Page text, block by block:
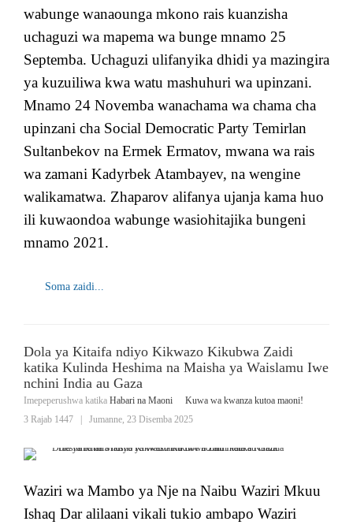
wabunge wanaounga mkono rais kuanzisha
uchaguzi wa mapema wa bunge mnamo 25
Septemba. Uchaguzi ulifanyika dhidi ya mazingira
ya kuzuiliwa kwa watu mashuhuri wa upinzani.
Mnamo 24 Novemba wanachama wa chama cha
upinzani cha Social Democratic Party Temirlan
Sultanbekov na Ermek Ermatov, mwana wa rais
wa zamani Kadyrbek Atambayev, na wengine
walikamatwa. Zhaparov alifanya ujanja kama huo
ili kuwaondoa wabunge wasiohitajika bungeni
mnamo 2021.
Soma zaidi...
Dola ya Kitaifa ndiyo Kikwazo Kikubwa Zaidi
katika Kulinda Heshima na Maisha ya Waislamu Iwe
nchini India au Gaza
Imepeperushwa katika Habari na Maoni
Kuwa wa kwanza kutoa maoni!
3 Rajab 1447
Jumanne, 23 Disemba 2025
Waziri wa Mambo ya Nje na Naibu Waziri Mkuu
Ishaq Dar alilaani vikali tukio ambapo Waziri